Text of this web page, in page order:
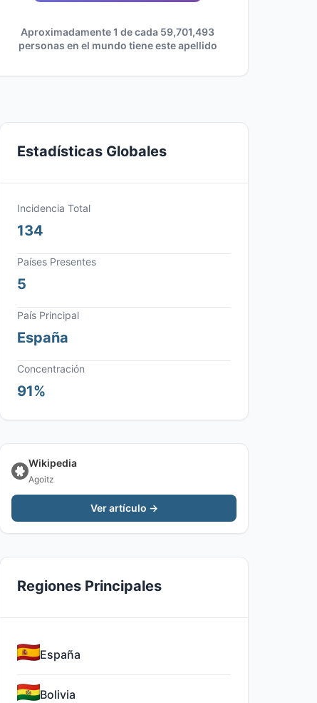
Aproximadamente 1 de cada 59,701,493
personas en el mundo tiene este apellido
Estadísticas Globales
Incidencia Total
134
Países Presentes
5
País Principal
España
Concentración
91%
Wikipedia
Agoitz
Ver artículo →
Regiones Principales
España
Bolivia